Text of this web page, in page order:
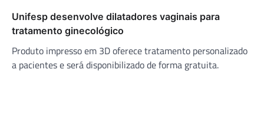
Unifesp desenvolve dilatadores vaginais para
tratamento ginecológico
Produto impresso em 3D oferece tratamento personalizado
a pacientes e será disponibilizado de forma gratuita.